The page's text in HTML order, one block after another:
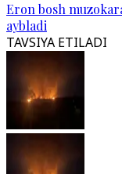
Eron bosh
aybladi
TAVSIYA ETILADI